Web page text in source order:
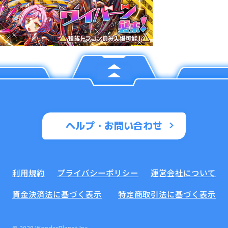
ヘルプ・お問い合わせ
利用規約 プライバシーポリシー
運営会社について
資金決済法に基づく表示
特定商取引法に基づく表示